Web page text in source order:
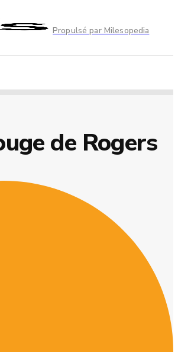
Propulsé par Milesopedia
de Rogers